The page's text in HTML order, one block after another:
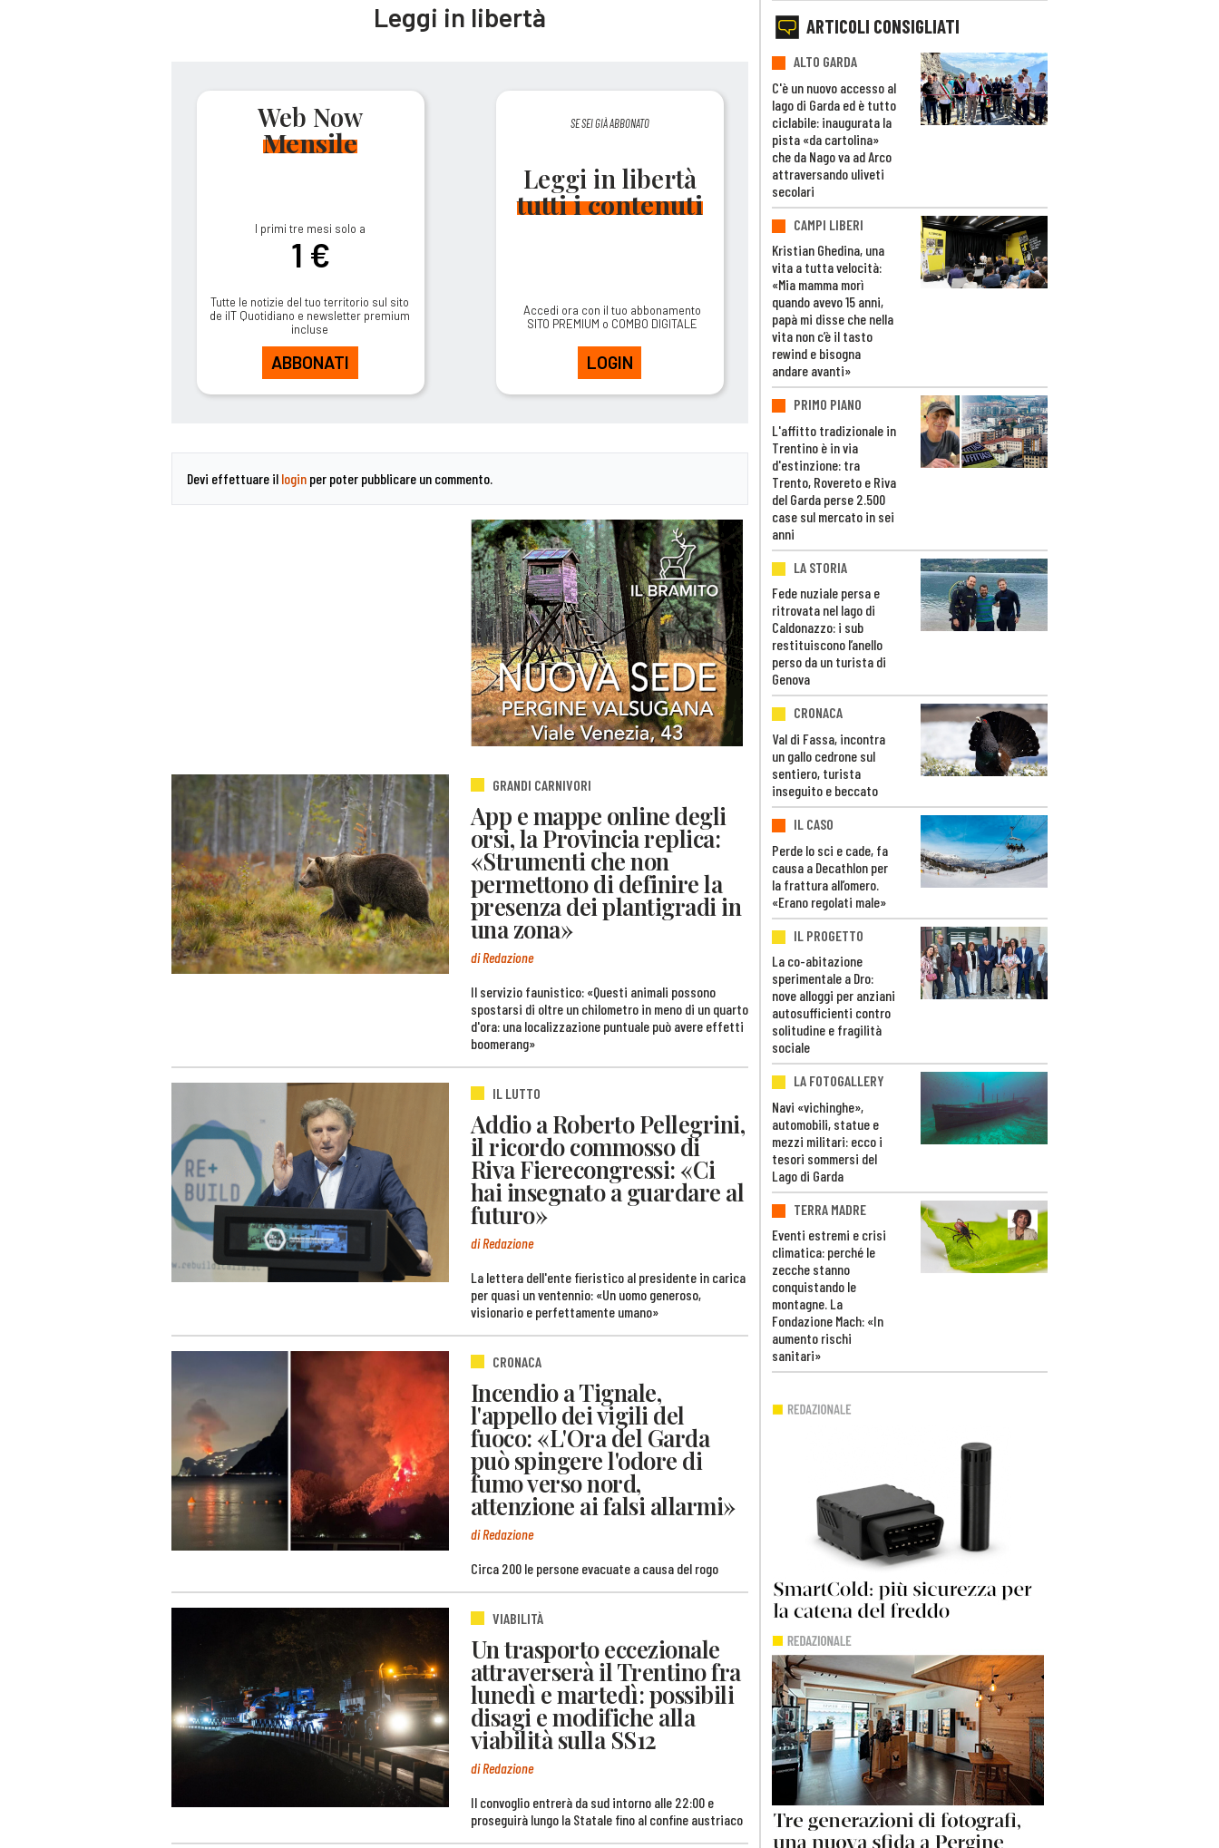
Leggi in libertà
Web Now
Mensile
I primi tre mesi solo a
1 €
Tutte le notizie del tuo territorio sul sito
de ilT Quotidiano e newsletter premium
incluse
ABBONATI
SE SEI GIÀ ABBONATO
Leggi in libertà
tutti i contenuti
Accedi ora con il tuo abbonamento
SITO PREMIUM o COMBO DIGITALE
LOGIN
Devi effettuare il login per poter pubblicare un commento.
GRANDI CARNIVORI
App e mappe online degli
orsi, la Provincia replica:
«Strumenti che non
permettono di definire la
presenza dei plantigradi in
una zona»
di Redazione
Il servizio faunistico: «Questi animali possono
spostarsi di oltre un chilometro in meno di un quarto
d'ora: una localizzazione puntuale può avere effetti
boomerang»
IL LUTTO
Addio a Roberto Pellegrini,
il ricordo commosso di
Riva Fierecongressi: «Ci
hai insegnato a guardare al
futuro»
di Redazione
La lettera dell'ente fieristico al presidente in carica
per quasi un ventennio: «Un uomo generoso,
visionario e perfettamente umano»
CRONACA
Incendio a Tignale,
l'appello dei vigili del
fuoco: «L'Ora del Garda
può spingere l'odore di
fumo verso nord,
attenzione ai falsi allarmi»
di Redazione
Circa 200 le persone evacuate a causa del rogo
VIABILITÀ
Un trasporto eccezionale
attraverserà il Trentino fra
lunedì e martedì: possibili
disagi e modifiche alla
viabilità sulla SS12
di Redazione
Il convoglio entrerà da sud intorno alle 22:00 e
proseguirà lungo la Statale fino al confine austriaco
ARTICOLI CONSIGLIATI
ALTO GARDA
C'è un nuovo accesso al
lago di Garda ed è tutto
ciclabile: inaugurata la
pista «da cartolina»
che da Nago va ad Arco
attraversando uliveti
secolari
CAMPI LIBERI
Kristian Ghedina, una
vita a tutta velocità:
«Mia mamma morì
quando avevo 15 anni,
papà mi disse che nella
vita non c’è il tasto
rewind e bisogna
andare avanti»
PRIMO PIANO
L'affitto tradizionale in
Trentino è in via
d'estinzione: tra
Trento, Rovereto e Riva
del Garda perse 2.500
case sul mercato in sei
anni
LA STORIA
Fede nuziale persa e
ritrovata nel lago di
Caldonazzo: i sub
restituiscono l’anello
perso da un turista di
Genova
CRONACA
Val di Fassa, incontra
un gallo cedrone sul
sentiero, turista
inseguito e beccato
IL CASO
Perde lo sci e cade, fa
causa a Decathlon per
la frattura all’omero.
«Erano regolati male»
IL PROGETTO
La co-abitazione
sperimentale a Dro:
nove alloggi per anziani
autosufficienti contro
solitudine e fragilità
sociale
LA FOTOGALLERY
Navi «vichinghe»,
automobili, statue e
mezzi militari: ecco i
tesori sommersi del
Lago di Garda
TERRA MADRE
Eventi estremi e crisi
climatica: perché le
zecche stanno
conquistando le
montagne. La
Fondazione Mach: «In
aumento rischi
sanitari»